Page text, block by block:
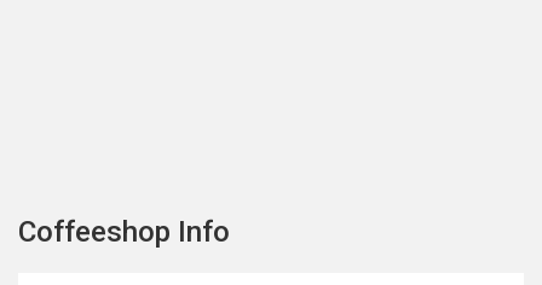
Coffeeshop Info